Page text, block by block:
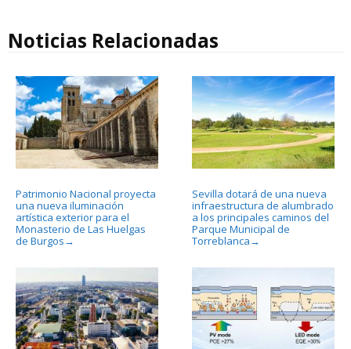
Noticias Relacionadas
Patrimonio Nacional proyecta
una nueva iluminación
artística exterior para el
Monasterio de Las Huelgas
de Burgos →
Sevilla dotará de una nueva
infraestructura de alumbrado
a los principales caminos del
Parque Municipal de
Torreblanca →